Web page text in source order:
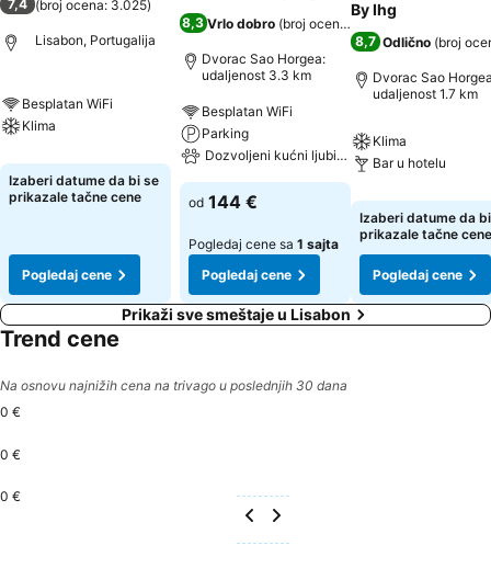
7,4 (broj ocena: 3.025)
Lisabon, Portugalija
Besplatan WiFi
Klima
Izaberi datume da bi se
prikazale tačne cene
Pogledaj cene
8,3Vrlo dobro (broj ocena: 9.699 )
Dvorac Sao Horgea:
udaljenost 3.3 km
Besplatan WiFi
Parking
Dozvoljeni kućni ljubimci
od 144 €
Pogledaj cene sa 1 sajta
Pogledaj cene
By Ihg
8,7 Odlično (broj
Dvorac Sao
udaljenost 1.7 km
Klima
Bar u hotelu
Izaberi datume da
prikazale tačne cene
Pogledaj cene
Prikaži sve smeštaje u Lisabon
Trend cene
Na osnovu najnižih cena na trivago u poslednjih 30 dana
0 €
0 €
0 €